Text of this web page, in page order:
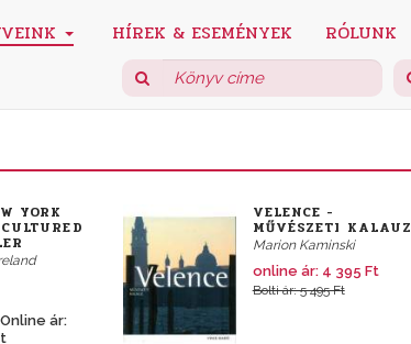
HÍREK & ESEMÉNYEK RÓLUNK
YORK
ár:
VELENCE -
MŰVÉSZETI KALAUZ
Marion Kaminski
online ár: 4 395 Ft
Bolti ár: 5 495 Ft